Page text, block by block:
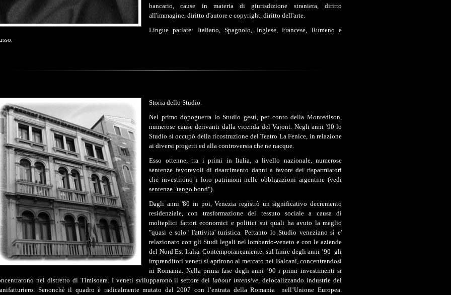
bancario, cause in materia di giurisdizione straniera, diritto
all'immagine, diritto d'autore e copyright, diritto dell'arte.
Lingue parlate: Italiano, Spagnolo, Inglese, Francese, Rumeno e
Storia dello Studio.
Nel primo dopoguerra lo Studio gestì, per conto della Montedison,
numerose cause derivanti dalla vicenda del Vajont. Negli anni '90 lo
Studio si occupò della ricostruzione del Teatro La Fenice, in relazione
ai diversi progetti ed alla controversia che ne nacque.
Esso ottenne, tra i primi in Italia, a livello nazionale, numerose
sentenze favorevoli di risarcimento danni a favore dei risparmiatori
che investirono i loro patrimoni nelle obbligazioni argentine (vedi
sentenze "tango bond").
Dagli anni '80 in poi, Venezia registrò un significativo decremento
residenziale, con trasformazione del tessuto sociale a causa di
molteplici fattori economici e politici sui quali ha avuto la meglio
"quasi e solo" l'attivita' turistica. Pertanto lo Studio veneziano si e'
relazionato con gli Studi legali nel lombardo-veneto e con le aziende
del Nord Est Italia. Contemporaneamente, sul finire degli anni ’90 gli
imprenditori veneti si aprirono al mercato nei Balcani, concentrandosi
in Romania. Nella prima fase degli anni ’90 i primi investimenti si
nel distretto di Timisoara. I veneti svilupparono il settore dellabour intensive, delocalizzando industrie del
Senonchè il quadro è radicalmente mutato dal 2007 con l’entrata della Romania nell’Unione Europea.